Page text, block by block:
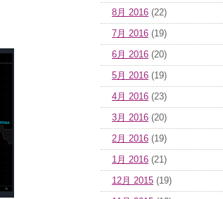
8月 2016 (22)
7月 2016 (19)
6月 2016 (20)
5月 2016 (19)
4月 2016 (23)
3月 2016 (20)
2月 2016 (19)
1月 2016 (21)
12月 2015 (19)